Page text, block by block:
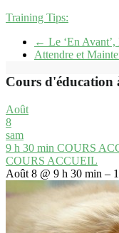
Training Tips:
← Le ‘En
Attendre et
Cours d'éducation
Août
8
sam
9 h 30 min COURS
COURS ACCUEIL
Août 8 @ 9 h 30 min –